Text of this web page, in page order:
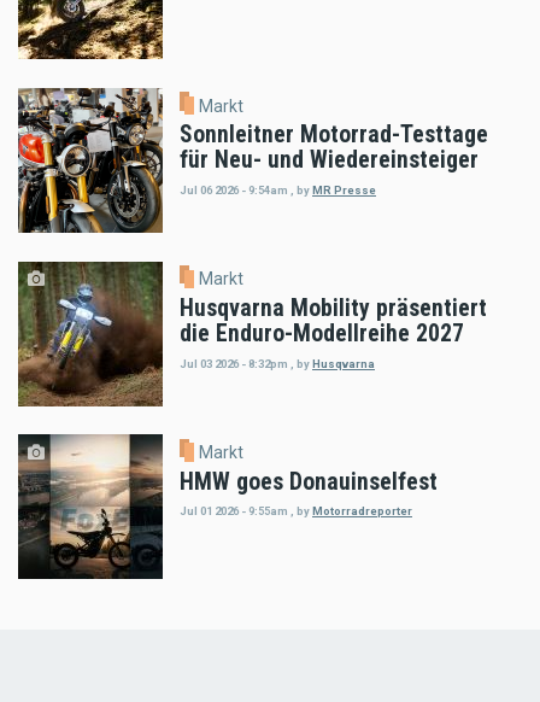
Markt
Sonnleitner Motorrad-Testtage
für Neu- und Wiedereinsteiger
Jul 06 2026 - 9:54am byMR Presse
Markt
Husqvarna Mobility präsentiert
die Enduro-Modellreihe 2027
Jul 03 2026 - 8:32pm byHusqvarna
Markt
HMW goes Donauinselfest
Jul 01 2026 - 9:55am , by Motorradreporter